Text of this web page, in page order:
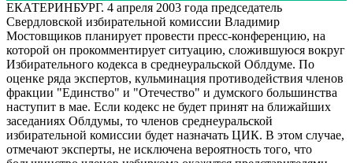
ЕКАТЕРИНБУРГ. 4 апреля 2003 года председатель
Свердловской избирательной комиссии Владимир
Мостовщиков планирует провести пресс-конференцию, на
которой он прокомментирует ситуацию, сложившуюся вокруг
Избирательного кодекса в среднеуральской Облдуме. По
оценке ряда экспертов, кульминация противодействия членов
фракции "Единство" и "Отечество" и думского большинства
наступит в мае. Если кодекс не будет принят на ближайших
заседаниях Облдумы, то членов среднеуральской
избирательной комиссии будет назначать ЦИК. В этом случае,
отмечают эксперты, не исключена вероятность того, что